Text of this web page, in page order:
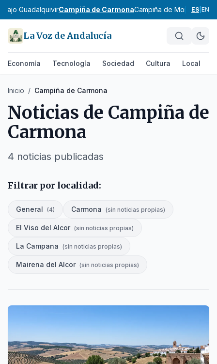
Bajo GuadalquivirCampiña de CarmonaCampiña de Morón y
ES EN
La Voz de Andalucía
Economía Tecnología Sociedad Cultura Local
Inicio / Campiña de Carmona
Noticias de Campiña de
Carmona
4 noticias publicadas
Filtrar por localidad:
General (4) Carmona (sin noticias propias)
El Viso del Alcor (sin noticias propias)
La Campana (sin noticias propias)
Mairena del Alcor (sin noticias propias)